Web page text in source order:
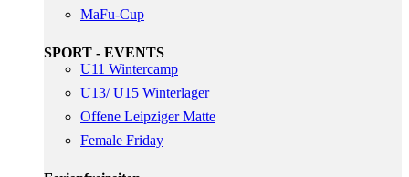
MaFu-Cup
SPORT - EVENTS
U11 Wintercamp
U13/ U15 Winterlager
Offene Leipziger Matte
Female Friday